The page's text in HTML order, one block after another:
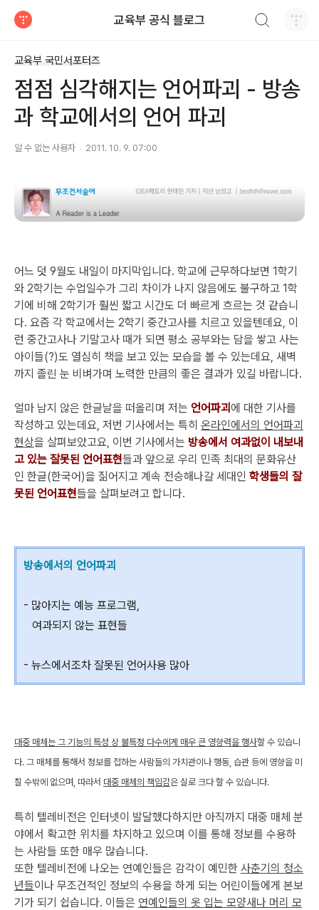
교육부 공식 블로그
교육부 국민서포터즈
점점 심각해지는 언어파괴 - 방송
과 학교에서의 언어 파괴
알 수 없는 사용자 2011. 10. 9. 07:00
어느 덧 9월도 내일이 마지막입니다. 학교에 근무하다보면 1학기
와 2학기는 수업일수가 그리 차이가 나지 않음에도 불구하고 1학
기에 비해 2학기가 훨씬 짧고 시간도 더 빠르게 흐르는 것 같습니
다. 요즘 각 학교에서는 2학기 중간고사를 치르고 있을텐데요, 이
런 중간고사나 기말고사 때가 되면 평소 공부와는 담을 쌓고 사는
아이들(?)도 열심히 책을 보고 있는 모습을 볼 수 있는데요, 새벽
까지 졸린 눈 비벼가며 노력한 만큼의 좋은 결과가 있길 바랍니다.
얼마 남지 않은 한글날을 떠올리며 저는 언어파괴에 대한 기사를
작성하고 있는데요, 저번 기사에서는 특히 온라인에서의 언어파괴
현상을 살펴보았고요, 이번 기사에서는 방송에서 여과없이 내보내
고 있는 잘못된 언어표현들과 앞으로 우리 민족 최대의 문화유산
인 한글(한국어)을 짊어지고 계속 전승해나갈 세대인 학생들의 잘
못된 언어표현들을 살펴보려고 합니다.
방송에서의 언어파괴
- 많아지는 예능 프로그램,
여과되지 않는 표현들
- 뉴스에서조차 잘못된 언어사용 많아
대중 매체는 그 기능의 특성 상 불특정 다수에게 매우 큰 영향력을 행사할 수 있습니
다. 그 매체를 통해서 정보를 접하는 사람들의 가치관이나 행동, 습관 등에 영향을 미
칠 수밖에 없으며, 따라서 대중 매체의 책임감은 실로 크다 할 수 있습니다.
특히 텔레비전은 인터넷이 발달했다하지만 아직까지 대중 매체 분
야에서 확고한 위치를 차지하고 있으며 이를 통해 정보를 수용하
는 사람들 또한 매우 많습니다.
또한 텔레비전에 나오는 연예인들은 감각이 예민한 사춘기의 청소
년들이나 무조건적인 정보의 수용을 하게 되는 어린이들에게 본보
기가 되기 쉽습니다. 이들은 연예인들의 옷 입는 모양새나 머리 모